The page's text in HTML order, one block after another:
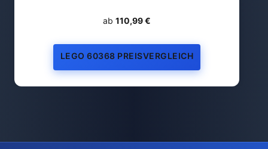
ab 110,99 €
LEGO 60368 PREISVERGLEICH